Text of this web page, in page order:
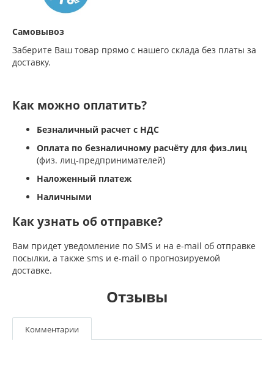
Самовывоз
Заберите Ваш товар прямо с нашего склада без платы за
доставку.
Как можно оплатить?
Безналичный расчет с НДС
Оплата по безналичному расчёту для физ.лиц
(физ. лиц-предпринимателей)
Наложенный платеж
Наличными
Как узнать об отправке?
Вам придет уведомление по SMS и на e-mail об отправке
посылки, а также sms и e-mail о прогнозируемой
доставке.
Отзывы
Комментарии